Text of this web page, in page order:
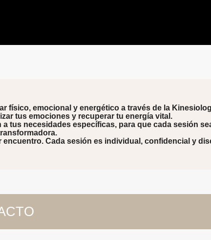
físico, emocional y energético a través de la
tus emociones y recuperar tu energía vital.
a tus necesidades específicas, para que cada sesión
Cada sesión es individual, confidencial y